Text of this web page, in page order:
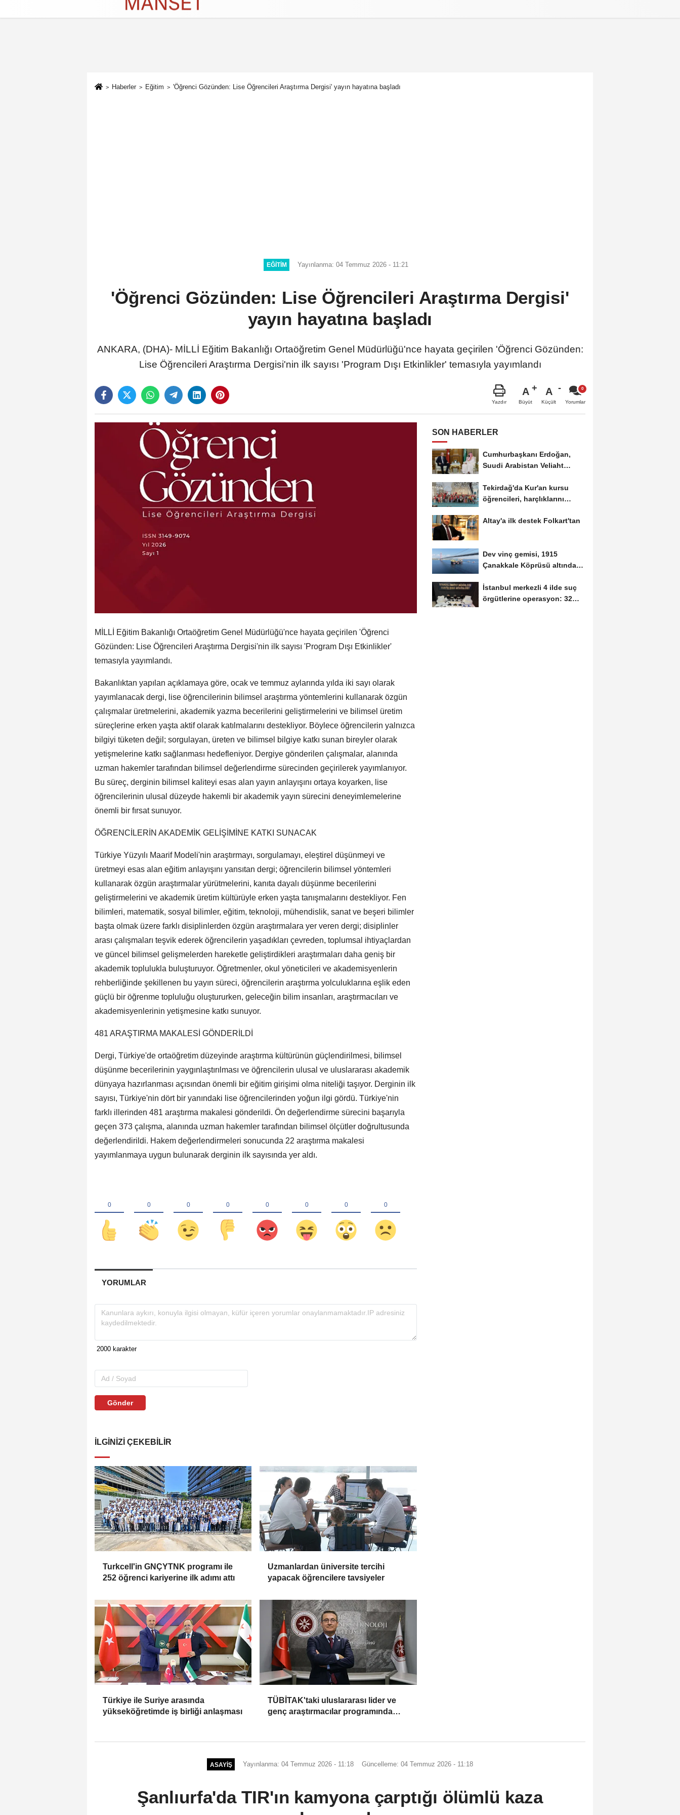
İletişim Çerez Politikası
Haberler Eğitim 'Öğrenci Gözünden: Lise Öğrencileri Araştırma Dergisi' yayın hayatına başladı
EĞITIM Yayınlanma: 04 Temmuz 2026 - 11:21
'Öğrenci Gözünden: Lise Öğrencileri Araştırma Dergisi'
yayın hayatına başladı
ANKARA, (DHA)- MİLLİ Eğitim Bakanlığı Ortaöğretim Genel Müdürlüğü'nce hayata geçirilen 'Öğrenci Gözünden:
Lise Öğrencileri Araştırma Dergisi'nin ilk sayısı 'Program Dışı Etkinlikler' temasıyla yayımlandı
Yazdır
A
Büyüt
A
Küçült Yorumlar
MİLLİ Eğitim Bakanlığı Ortaöğretim Genel Müdürlüğü'nce hayata geçirilen 'Öğrenci
Gözünden: Lise Öğrencileri Araştırma Dergisi'nin ilk sayısı 'Program Dışı Etkinlikler'
temasıyla yayımlandı.
Bakanlıktan yapılan açıklamaya göre, ocak ve temmuz aylarında yılda iki sayı olarak
yayımlanacak dergi, lise öğrencilerinin bilimsel araştırma yöntemlerini kullanarak özgün
çalışmalar üretmelerini, akademik yazma becerilerini geliştirmelerini ve bilimsel üretim
süreçlerine erken yaşta aktif olarak katılmalarını destekliyor. Böylece öğrencilerin yalnızca
bilgiyi tüketen değil; sorgulayan, üreten ve bilimsel bilgiye katkı sunan bireyler olarak
yetişmelerine katkı sağlanması hedefleniyor. Dergiye gönderilen çalışmalar, alanında
uzman hakemler tarafından bilimsel değerlendirme sürecinden geçirilerek yayımlanıyor.
Bu süreç, derginin bilimsel kaliteyi esas alan yayın anlayışını ortaya koyarken, lise
öğrencilerinin ulusal düzeyde hakemli bir akademik yayın sürecini deneyimlemelerine
önemli bir fırsat sunuyor.
ÖĞRENCİLERİN AKADEMİK GELİŞİMİNE KATKI SUNACAK
Türkiye Yüzyılı Maarif Modeli'nin araştırmayı, sorgulamayı, eleştirel düşünmeyi ve
üretmeyi esas alan eğitim anlayışını yansıtan dergi; öğrencilerin bilimsel yöntemleri
kullanarak özgün araştırmalar yürütmelerini, kanıta dayalı düşünme becerilerini
geliştirmelerini ve akademik üretim kültürüyle erken yaşta tanışmalarını destekliyor. Fen
bilimleri, matematik, sosyal bilimler, eğitim, teknoloji, mühendislik, sanat ve beşeri bilimler
başta olmak üzere farklı disiplinlerden özgün araştırmalara yer veren dergi; disiplinler
arası çalışmaları teşvik ederek öğrencilerin yaşadıkları çevreden, toplumsal ihtiyaçlardan
ve güncel bilimsel gelişmelerden hareketle geliştirdikleri araştırmaları daha geniş bir
akademik toplulukla buluşturuyor. Öğretmenler, okul yöneticileri ve akademisyenlerin
rehberliğinde şekillenen bu yayın süreci, öğrencilerin araştırma yolculuklarına eşlik eden
güçlü bir öğrenme topluluğu oluştururken, geleceğin bilim insanları, araştırmacıları ve
akademisyenlerinin yetişmesine katkı sunuyor.
481 ARAŞTIRMA MAKALESİ GÖNDERİLDİ
Dergi, Türkiye'de ortaöğretim düzeyinde araştırma kültürünün güçlendirilmesi, bilimsel
düşünme becerilerinin yaygınlaştırılması ve öğrencilerin ulusal ve uluslararası akademik
dünyaya hazırlanması açısından önemli bir eğitim girişimi olma niteliği taşıyor. Derginin ilk
sayısı, Türkiye'nin dört bir yanındaki lise öğrencilerinden yoğun ilgi gördü. Türkiye'nin
farklı illerinden 481 araştırma makalesi gönderildi. Ön değerlendirme sürecini başarıyla
geçen 373 çalışma, alanında uzman hakemler tarafından bilimsel ölçütler doğrultusunda
değerlendirildi. Hakem değerlendirmeleri sonucunda 22 araştırma makalesi
yayımlanmaya uygun bulunarak derginin ilk sayısında yer aldı.
YORUMLAR
Gönder
İLGINIZI ÇEKEBILIR
Turkcell'in GNÇYTNK programı ile
252 öğrenci kariyerine ilk adımı attı
Uzmanlardan üniversite tercihi
yapacak öğrencilere tavsiyeler
Türkiye ile Suriye arasında
yükseköğretimde iş birliği anlaşması
TÜBİTAK'taki uluslararası lider ve
genç araştırmacılar programında
SON HABERLER
Cumhurbaşkanı Erdoğan,
Suudi Arabistan Veliaht
Tekirdağ'da Kur'an kursu
öğrencileri, harçlıklarını
Altay'a ilk destek Folkart'tan
Dev vinç gemisi, 1915
Çanakkale Köprüsü altından
İstanbul merkezli 4 ilde suç
örgütlerine operasyon: 32
ASAYIŞ Yayınlanma: 04 Temmuz 2026 - 11:18 Güncelleme: 04 Temmuz 2026 - 11:18
Şanlıurfa'da TIR'ın kamyona çarptığı ölümlü kaza